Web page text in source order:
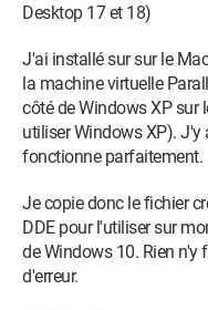
Desktop 17 et 18)
J'ai installé sur sur le
la machine virtuelle
côté de Windows XP sur
utiliser Windows XP).
fonctionne parfaitement.
Je copie donc le fichier
DDE pour l'utiliser sur
de Windows 10. Rien n'y
d'erreur.